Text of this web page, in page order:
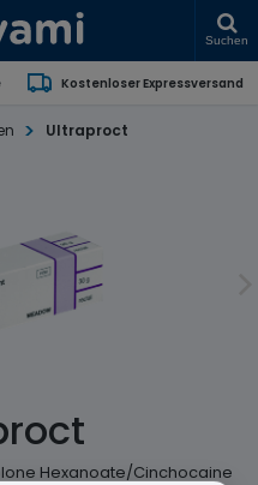
Suchen
Kostenloser Expressversand
Ultraproct
Hexanoate/Cinchocaine